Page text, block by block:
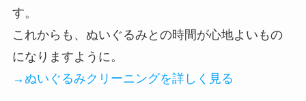
す。
これからも、ぬいぐるみとの時間が心地よいもの
になりますように。
→ぬいぐるみクリーニングを詳しく見る